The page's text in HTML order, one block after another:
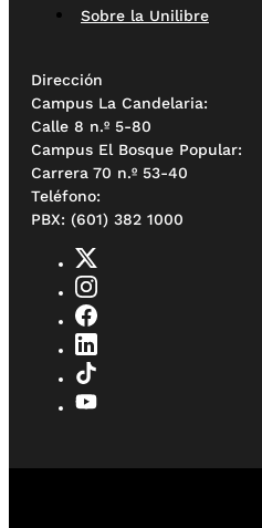
Sobre la Unilibre
Dirección
Campus La Candelaria:
Calle 8 n.º 5-80
Campus El Bosque Popular:
Carrera 70 n.º 53-40
Teléfono:
PBX: (601) 382 1000